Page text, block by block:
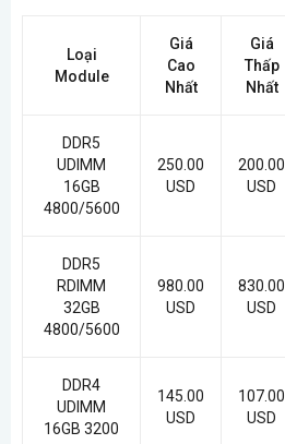
Loại
Module
Giá
Cao
Nhất
Giá
Thấp
Nhất
DDR5
UDIMM
16GB
4800/5600
250.00
USD
200.00
USD
DDR5
RDIMM
32GB
4800/5600
980.00
USD
830.00
USD
DDR4
UDIMM
16GB 3200
145.00
USD
107.00
USD